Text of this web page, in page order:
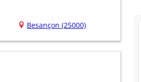
Besançon (25000)